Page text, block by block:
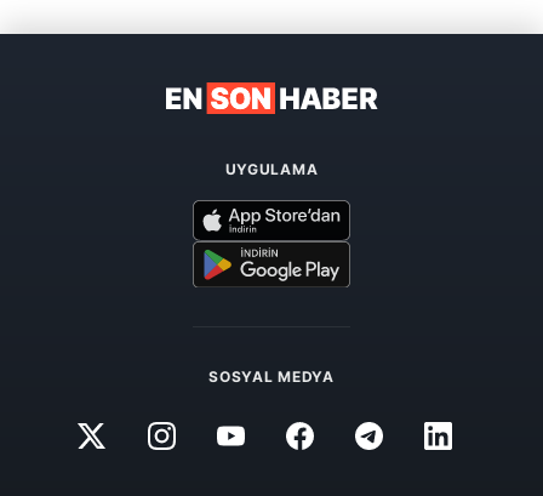
UYGULAMA
SOSYAL MEDYA